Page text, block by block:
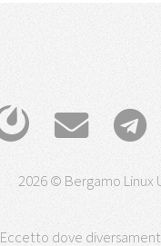
2026 © Bergamo Linux
Eccetto dove